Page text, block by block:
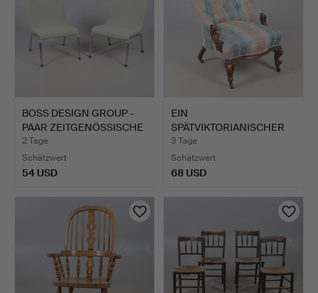
BOSS DESIGN GROUP -
PAAR ZEITGENÖSSISCHE
S…
2 Tage
Schätzwert
54 USD
EIN
SPÄTVIKTORIANISCHER
NURSING CHAIR MIT …
3 Tage
Schätzwert
68 USD